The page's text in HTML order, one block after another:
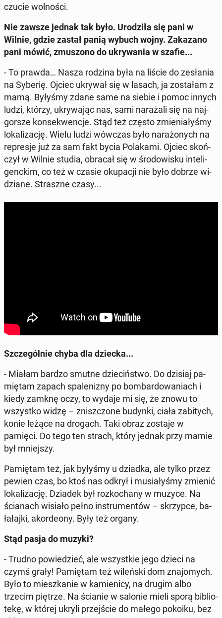
czu­cie wol­no­ści.
Nie zawsze jednak tak było. Uro­dzi­ła się pani w
Wilnie, gdzie zastał panią wybuch wojny. Za­ka­za­no
pani mówić, zmu­szo­no do ukry­wa­nia w szafie...
- To prawda… Nasza rodzina była na liście do ze­sła­nia
na Syberię. Ojciec ukrywał się w lasach, ja zo­sta­łam z
mamą. Byłyśmy zdane same na siebie i pomoc innych
ludzi, którzy, ukry­wa­jąc nas, sami na­ra­ża­li się na naj­
gor­sze kon­se­kwen­cje. Stąd też często zmie­nia­ły­śmy
lo­ka­li­za­cję. Wielu ludzi wówczas było na­ra­żo­nych na
re­pre­sje już za sam fakt bycia Po­la­ka­mi. Ojciec skoń­
czył w Wilnie studia, obracał się w śro­do­wi­sku in­te­li­
genc­kim, co też w czasie oku­pa­cji nie było dobrze wi­
dzia­ne. Strasz­ne czasy...
Szcze­gól­nie chyba dla dziecka...
- Miałam bardzo smutne dzie­ciń­stwo. Do dzisiaj pa­
mię­tam zapach spa­le­ni­zny po bom­bar­do­wa­niach i
kiedy zamknę oczy, to wydaje mi się, że znowu to
wszyst­ko widzę – znisz­czo­ne budynki, ciała za­bi­tych,
konie leżące na drogach. Taki obraz zostaje w
pamięci. Do tego ten strach, który jednak przy mamie
był mniej­szy.
Pa­mię­tam też, jak byłyśmy u dziadka, ale tylko przez
pewien czas, bo ktoś nas odkrył i mu­sia­ły­śmy zmienić
lo­ka­li­za­cję. Dziadek był roz­ko­cha­ny w muzyce. Na
ścia­nach wisiało pełno in­stru­men­tów – skrzyp­ce, ba­
ła­łaj­ki, akor­de­ony. Były też organy.
Stąd pasja do muzyki?
- Trudno po­wie­dzieć, ale wszyst­kie jego dzieci na
czymś grały! Pa­mię­tam też wi­leń­ski dom zna­jo­mych.
Było to miesz­ka­nie w ka­mie­ni­cy, na drugim albo
trzecim piętrze. Na ścianie w salonie mieli sporą bi­blio­
te­kę, w której ukryli przej­ście do małego pokoiku, bez